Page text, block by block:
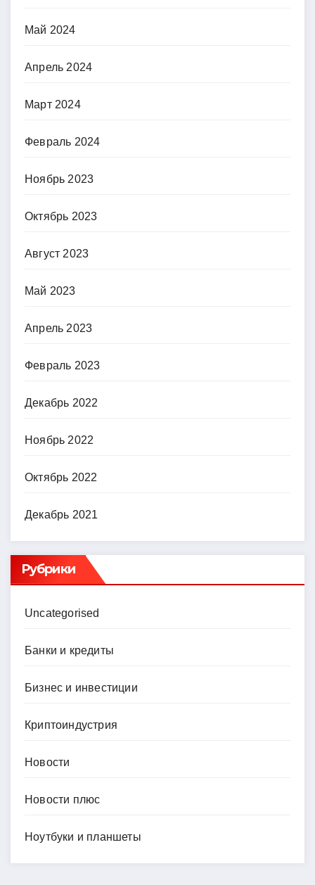
Май 2024
Апрель 2024
Март 2024
Февраль 2024
Ноябрь 2023
Октябрь 2023
Август 2023
Май 2023
Апрель 2023
Февраль 2023
Декабрь 2022
Ноябрь 2022
Октябрь 2022
Декабрь 2021
Рубрики
Uncategorised
Банки и кредиты
Бизнес и инвестиции
Криптоиндустрия
Новости
Новости плюс
Ноутбуки и планшеты